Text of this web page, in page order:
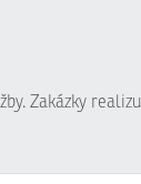
Zakázky